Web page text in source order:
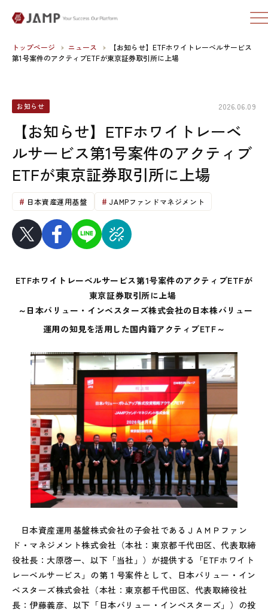
トップページ ニュース
【お知らせ】ETFホワイトレーベルサービス
第1号案件のアクティブETFが東京証券取引所に上場
お知らせ 2026.06.09
【お知らせ】ETFホワイトレーベ
ルサービス第1号案件のアクティブ
ETFが東京証券取引所に上場
日本資産運用基盤 JAMPファンドマネジメント
ETFホワイトレーベルサービス第1号案件のアクティブETFが
東京証券取引所に上場
～日本バリュー・インベスターズ株式会社の日本株バリュー
運用の知見を活用した国内籍アクティブETF～
日本資産運用基盤株式会社の子会社であるＪＡＭＰファン
ド・マネジメント株式会社（本社：東京都千代田区、代表取締
役社長：大原啓一、以下「当社」）が提供する「ETFホワイト
レーベルサービス」の第１号案件として、日本バリュー・イン
ベスターズ株式会社（本社：東京都千代田区、代表取締役社
長：伊藤義彦、以下「日本バリュー・インベスターズ」）の投